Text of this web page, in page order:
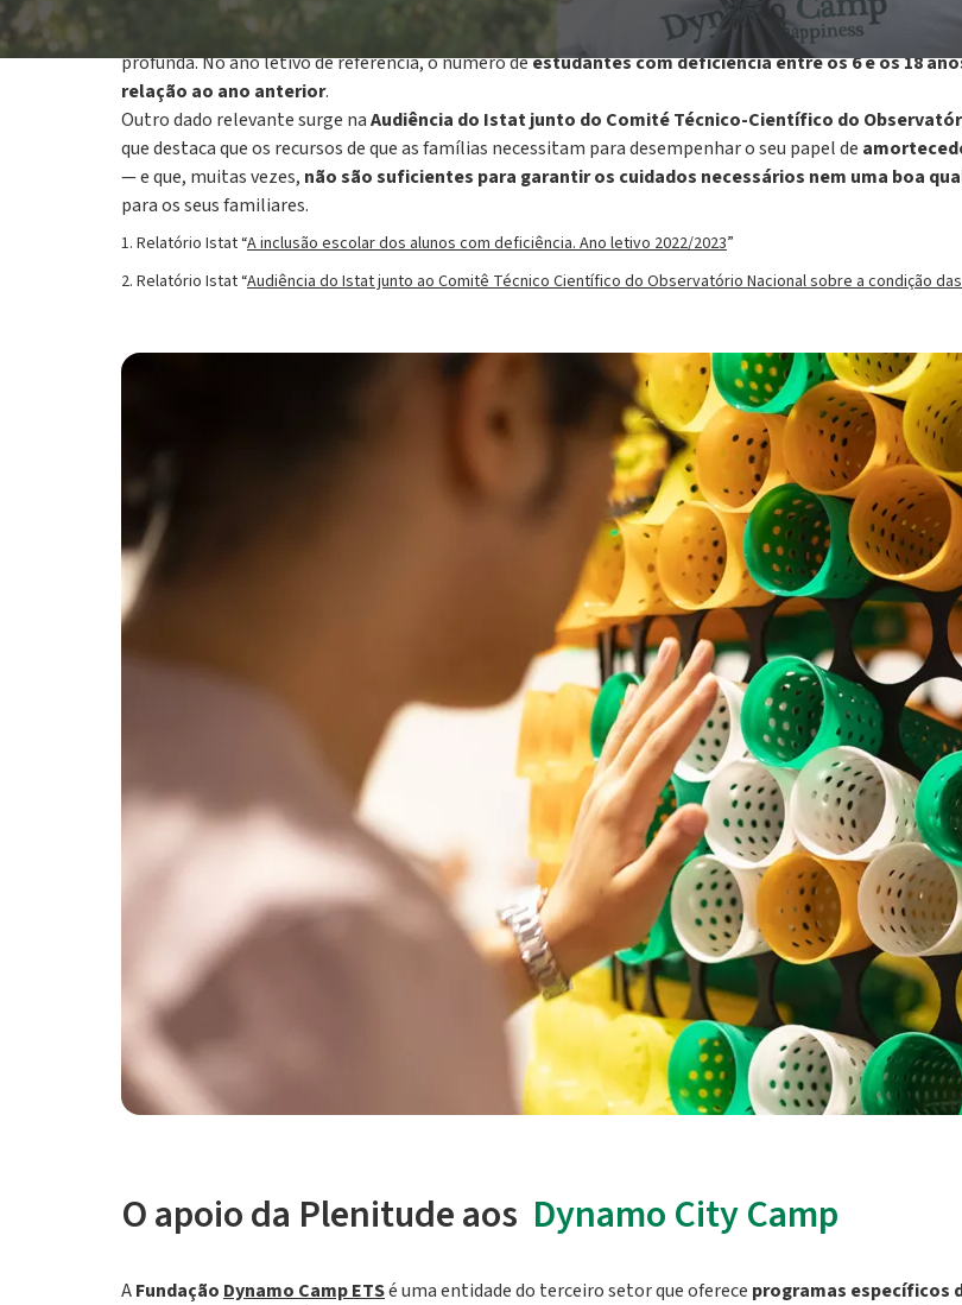
O novo relatório do A inclusão escolar dos alunos com deficiência - Ano letivo 2022/2023
”,
profunda. No ano letivo de referência, o número deestudantes com deficiência entre os 6 e os 18
relação ao ano anterior.
Outro dado relevante surge naAudiência do Istat junto do Comité Técnico-Científico do
que destaca que os recursos de que as famílias necessitam para desempenhar o seu papel de
— e que, muitas vezes, não são suficientes para garantir os cuidados necessários nem uma boa
para os seus familiares.
1. Relatório Istat “A inclusão escolar dos alunos com deficiência. Ano letivo 2022/2023”
2. Relatório Istat “Audiência do Istat junto ao Comitê Técnico Científico do Observatório Nacional sobre a condição
O apoio da Plenitude aos Dynamo City Camp
AFundação Dynamo Camp ETSé uma entidade do terceiro setor que oferece programas específicos